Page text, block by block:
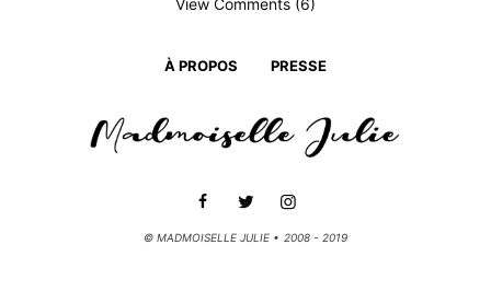
View Comments (6)
À PROPOS PRESSE
© MADMOISELLE JULIE • 2008 - 2019